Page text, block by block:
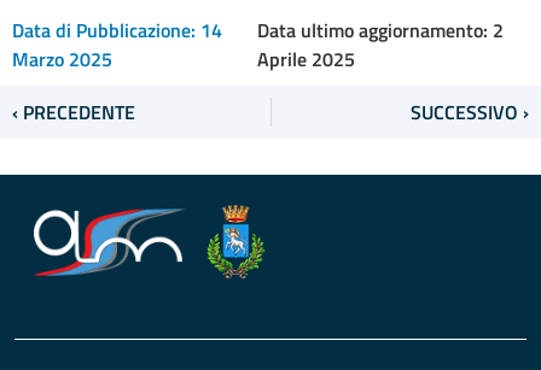
Data di Pubblicazione: 14
Marzo 2025
Data ultimo aggiornamento: 2
Aprile 2025
‹ PRECEDENTE
SUCCESSIVO ›